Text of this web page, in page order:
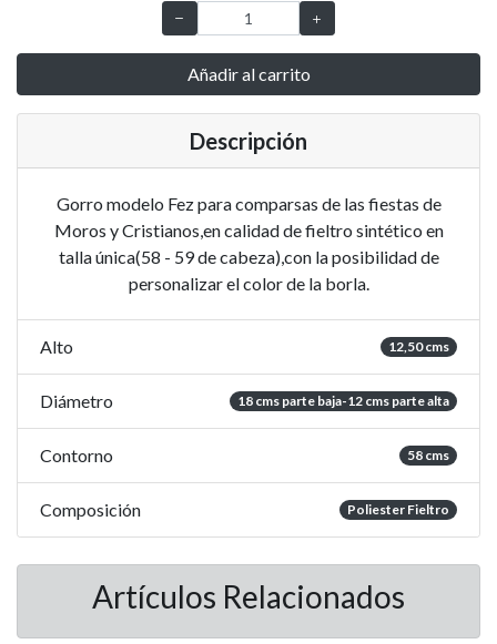
Añadir al carrito
Descripción
Gorro modelo Fez para comparsas de las fiestas de
Moros y Cristianos,en calidad de fieltro sintético en
talla única(58 - 59 de cabeza),con la posibilidad de
personalizar el color de la borla.
Alto 12,50 cms
Diámetro 18 cms parte baja-12 cms parte alta
Contorno 58 cms
Composición Poliester Fieltro
Artículos Relacionados